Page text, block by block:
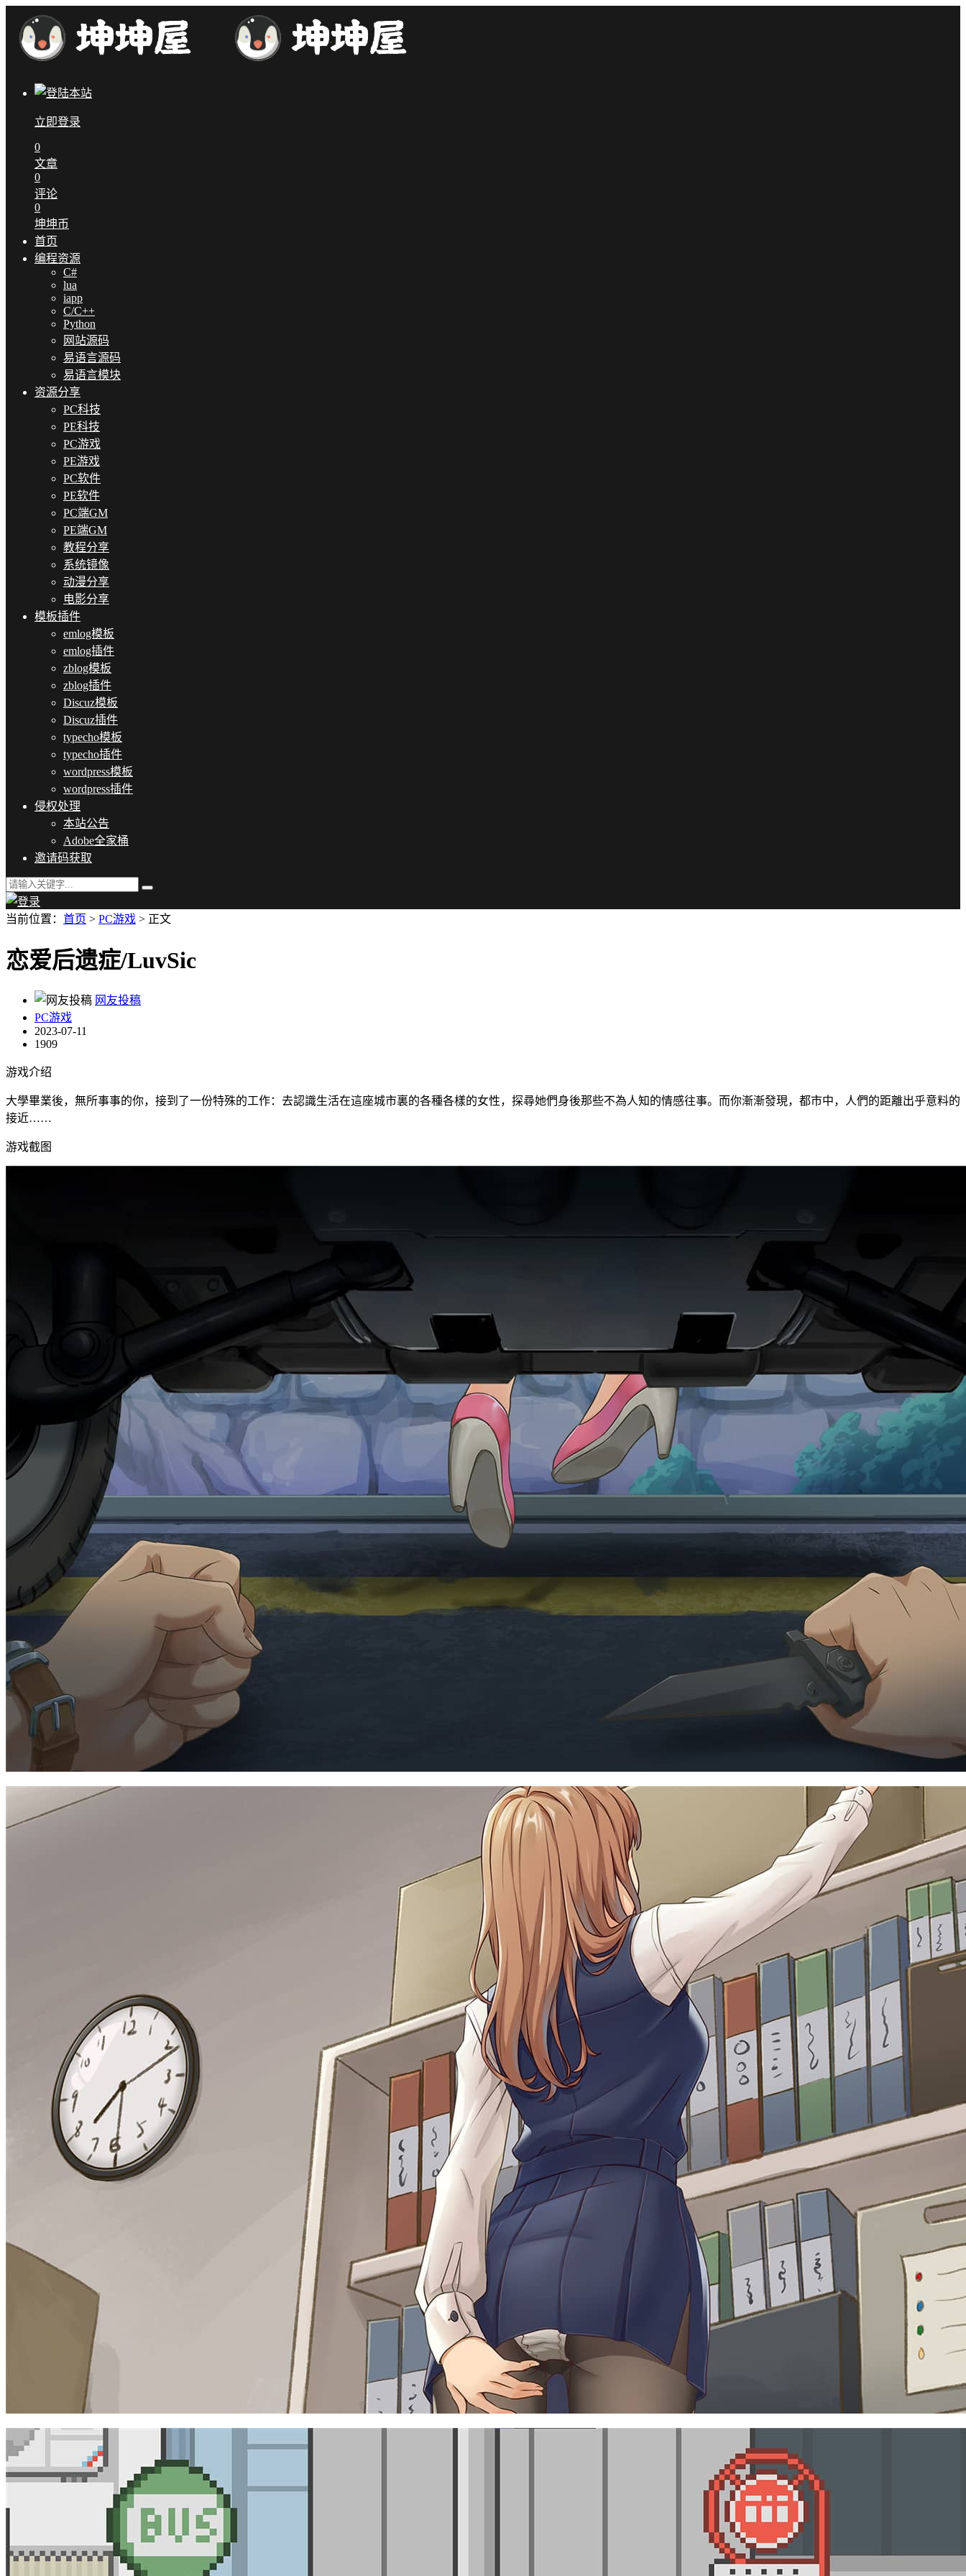
立即登录
0
文章
0
评论
0
坤坤币
首页
编程资源
C#
lua
iapp
C/C++
Python
网站源码
易语言源码
易语言模块
资源分享
PC科技
PE科技
PC游戏
PE游戏
PC软件
PE软件
PC端GM
PE端GM
教程分享
系统镜像
动漫分享
电影分享
模板插件
emlog模板
emlog插件
zblog模板
zblog插件
Discuz模板
Discuz插件
typecho模板
typecho插件
wordpress模板
wordpress插件
侵权处理
本站公告
Adobe全家桶
邀请码获取
当前位置： 首页 > PC游戏 > 正文
恋爱后遗症/LuvSic
网友投稿
PC游戏
2023-07-11
1909
游戏介绍
大學畢業後，無所事事的你，接到了一份特殊的工作：去認識生活在這座城市裏的各種各樣的女性，探尋她們身後那些不為人知的情感往事。而你漸漸發現，都市中，人們的距離出乎意料的
接近……
游戏截图